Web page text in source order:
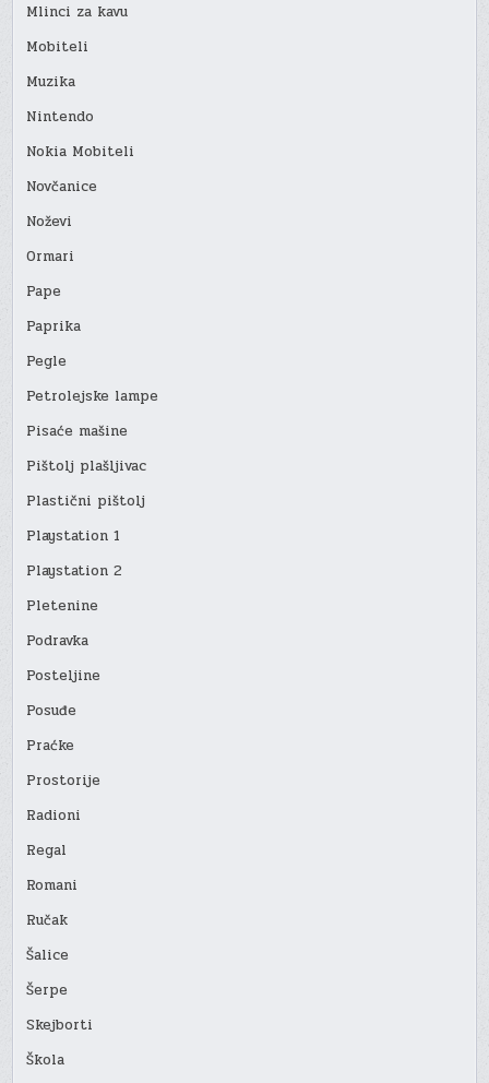
Mlinci za kavu
Mobiteli
Muzika
Nintendo
Nokia Mobiteli
Novčanice
Noževi
Ormari
Pape
Paprika
Pegle
Petrolejske lampe
Pisaće mašine
Pištolj plašljivac
Plastični pištolj
Playstation 1
Playstation 2
Pletenine
Podravka
Posteljine
Posuđe
Praćke
Prostorije
Radioni
Regal
Romani
Ručak
Šalice
Šerpe
Skejborti
Škola